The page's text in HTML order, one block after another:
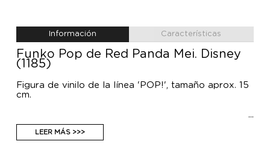
Información Características
Funko Pop de Red Panda Mei. Disney
(1185)
Figura de vinilo de la línea 'POP!', tamaño aprox. 15
cm.
LEER MÁS >>>